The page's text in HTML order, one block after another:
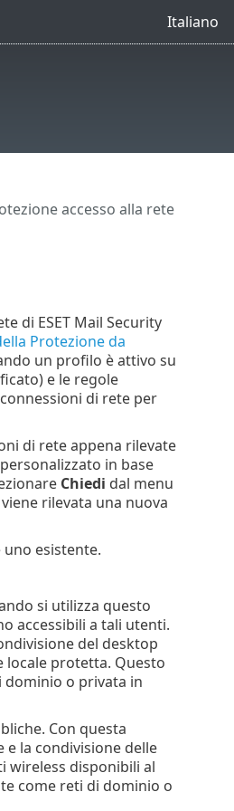
Italiano
accesso alla rete
di ESET Mail Security
Protezione da
un profilo è attivo su
e le regole
di rete per
di rete appena rilevate
in base
Chiedi dal menu
rilevata una nuova
esistente.
si utilizza questo
accessibili a tali utenti.
del desktop
locale protetta. Questo
dominio o privata in
Con questa
e la condivisione delle
wireless disponibili al
come reti di dominio o